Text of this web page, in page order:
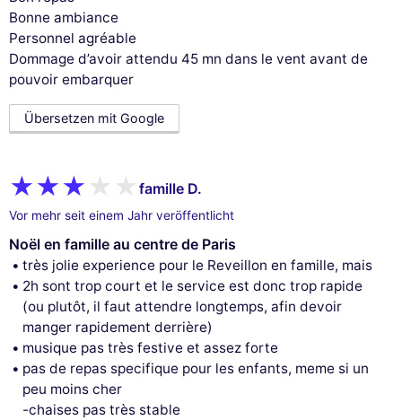
Bonne ambiance
Personnel agréable
Dommage d’avoir attendu 45 mn dans le vent avant de
pouvoir embarquer
Übersetzen mit Google
famille D.
Vor mehr seit einem Jahr veröffentlicht
Noël en famille au centre de Paris
très jolie experience pour le Reveillon en famille, mais
2h sont trop court et le service est donc trop rapide
(ou plutôt, il faut attendre longtemps, afin devoir
manger rapidement derrière)
musique pas très festive et assez forte
pas de repas specifique pour les enfants, meme si un
peu moins cher
-chaises pas très stable